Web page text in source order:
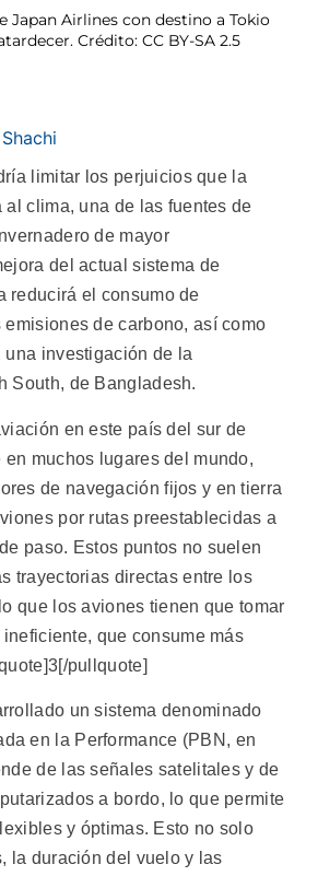
Japan Airlines con destino a Tokio
Crédito: CC BY-SA 2.5
limitar los perjuicios que la
clima, una de las fuentes de
de mayor
del actual sistema de
reducirá el consumo de
de carbono, así como
una investigación de la
South, de Bangladesh.
en este país del sur de
muchos lugares del mundo,
de navegación fijos y en tierra
por rutas preestablecidas a
paso. Estos puntos no suelen
trayectorias directas entre los
que los aviones tienen que tomar
que consume más
pullquote]
un sistema denominado
en la Performance (PBN, en
de las señales satelitales y de
a bordo, lo que permite
y óptimas. Esto no solo
la duración del vuelo y las